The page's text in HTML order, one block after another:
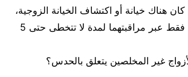
كان هناك خيانة أو اكتشاف الخيانة الزوجية،
ويمكنه القيام بذلك فقط عبر مراقبتهما لمدة لا تتخطى حتى 5
غير المخلصين يتعلق بالحدس؟